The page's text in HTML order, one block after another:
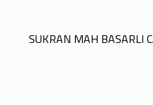
SUKRAN MAH BASARLI